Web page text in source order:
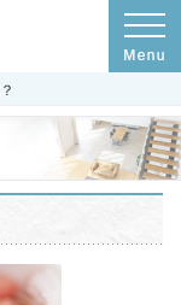
建てを手がける工務店
務店なら(株)ハウスタケ